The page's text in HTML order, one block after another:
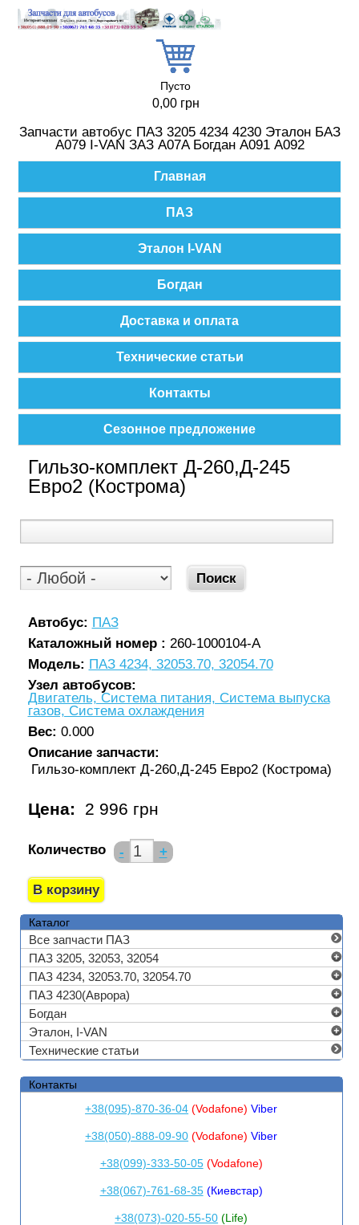
Пусто
0,00 грн
Запчасти автобус ПАЗ 3205 4234 4230 Эталон БАЗ
А079 I-VAN ЗАЗ A07A Богдан А091 А092
Главная
ПАЗ
Эталон I-VAN
Богдан
Доставка и оплата
Технические статьи
Контакты
Сезонное предложение
Гильзо-комплект Д-260,Д-245
Евро2 (Кострома)
Автобус: ПАЗ
Каталожный номер : 260-1000104-А
Модель: ПАЗ 4234, 32053.70, 32054.70
Узел автобусов:
Двигатель, Система питания, Система выпуска
газов, Система охлаждения
Вес: 0.000
Описание запчасти:
Гильзо-комплект Д-260,Д-245 Евро2 (Кострома)
Цена: 2 996 грн
Количество - +
Каталог
Все запчасти ПАЗ
ПАЗ 3205, 32053, 32054
ПАЗ 4234, 32053.70, 32054.70
ПАЗ 4230(Аврора)
Богдан
Эталон, I-VAN
Технические статьи
Контакты
+38(095)-870-36-04 (Vodafone)Viber
+38(050)-888-09-90 (Vodafone)Viber
+38(099)-333-50-05(Vodafone)
+38(067)-761-68-35(Киевстар)
+38(073)-020-55-50 (Life)